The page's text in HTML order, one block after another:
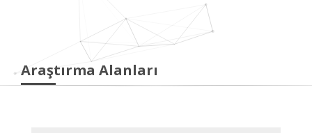
Araştırma Alanları